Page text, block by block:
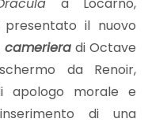
il nuovo
camerieradi Octave
da Renoir,
apologo morale e
di una